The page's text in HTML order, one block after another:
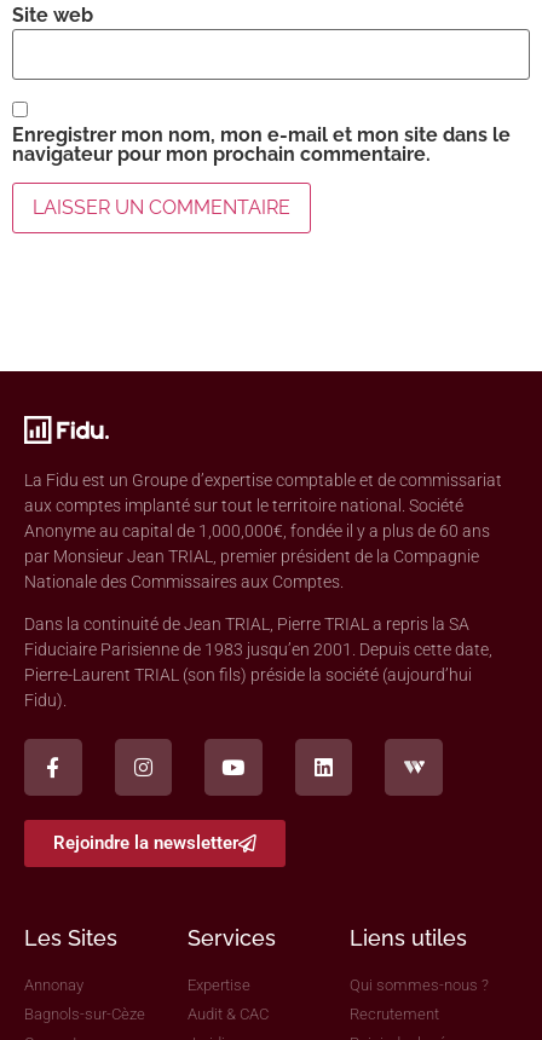
Site web
Enregistrer mon nom, mon e-mail et mon site dans le
navigateur pour mon prochain commentaire.
La Fidu est un Groupe d’expertise comptable et de commissariat
aux comptes implanté sur tout le territoire national. Société
Anonyme au capital de 1,000,000€, fondée il y a plus de 60 ans
par Monsieur Jean TRIAL, premier président de la Compagnie
Nationale des Commissaires aux Comptes.
Dans la continuité de Jean TRIAL, Pierre TRIAL a repris la SA
Fiduciaire Parisienne de 1983 jusqu’en 2001. Depuis cette date,
Pierre-Laurent TRIAL (son fils) préside la société (aujourd’hui
Fidu).
Rejoindre la newsletter
Les Sites
Annonay
Bagnols-sur-Cèze
Services
Expertise
Audit & CAC
Liens utiles
Qui sommes-nous ?
Recrutement